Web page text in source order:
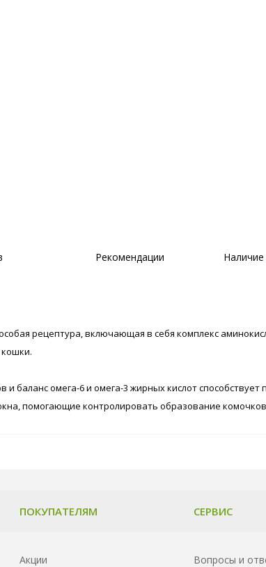
Рекомендации Наличие
рецептура, включающая в себя комплекс
баланс омега-6 и омега-3 жирных кислот
помогающие контролировать образование
ПОКУПАТЕЛЯМ
Акции
СЕРВИС
Вопросы и